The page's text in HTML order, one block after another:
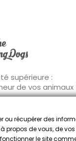
supérieure :
de vos animaux
ou récupérer des
propos de vous, de
le site